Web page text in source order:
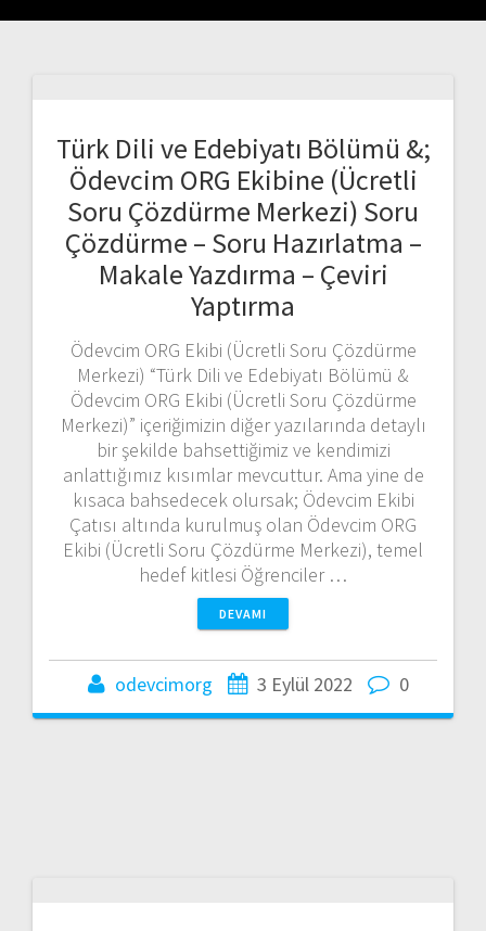
Türk Dili ve Edebiyatı Bölümü &;
Ödevcim ORG Ekibine (Ücretli
Soru Çözdürme Merkezi) Soru
Çözdürme – Soru Hazırlatma –
Makale Yazdırma – Çeviri
Yaptırma
Ödevcim ORG Ekibi (Ücretli Soru Çözdürme
Merkezi) “Türk Dili ve Edebiyatı Bölümü &
Ödevcim ORG Ekibi (Ücretli Soru Çözdürme
Merkezi)” içeriğimizin diğer yazılarında detaylı
bir şekilde bahsettiğimiz ve kendimizi
anlattığımız kısımlar mevcuttur. Ama yine de
kısaca bahsedecek olursak; Ödevcim Ekibi
Çatısı altında kurulmuş olan Ödevcim ORG
Ekibi (Ücretli Soru Çözdürme Merkezi), temel
hedef kitlesi Öğrenciler …
DEVAMI
odevcimorg 3 Eylül 2022 0